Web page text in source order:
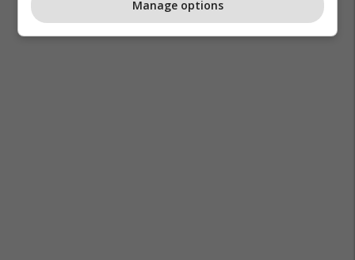
Manage options